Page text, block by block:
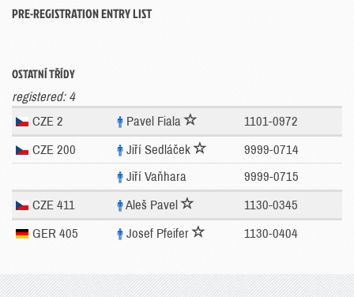
PRE-REGISTRATION ENTRY LIST
OSTATNÍ TŘÍDY
registered: 4
CZE 2
Pavel Fiala 1101-0972
CZE 200 Jiří Sedláček
9999-0714
Jiří Vaňhara
9999-0715
CZE 411 Aleš Pavel 1130-0345
GER 405 Josef Pfeifer 1130-0404